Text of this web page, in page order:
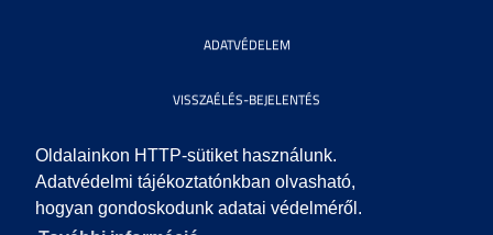
Oldalainkon HTTP-sütiket használunk.
Adatvédelmi tájékoztatónkban olvasható,
hogyan gondoskodunk adatai védelméről.
ADATVÉDELEM
VISSZAÉLÉS-BEJELENTÉS
KÖZÉRDEKŰ ADATOK
IMPRESSZUM